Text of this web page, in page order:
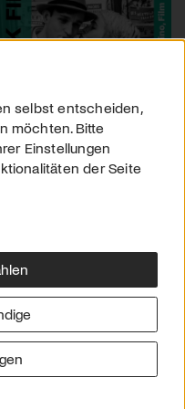
Impressum
selbst entscheiden,
möchten. Bitte
Einstellungen
der Seite